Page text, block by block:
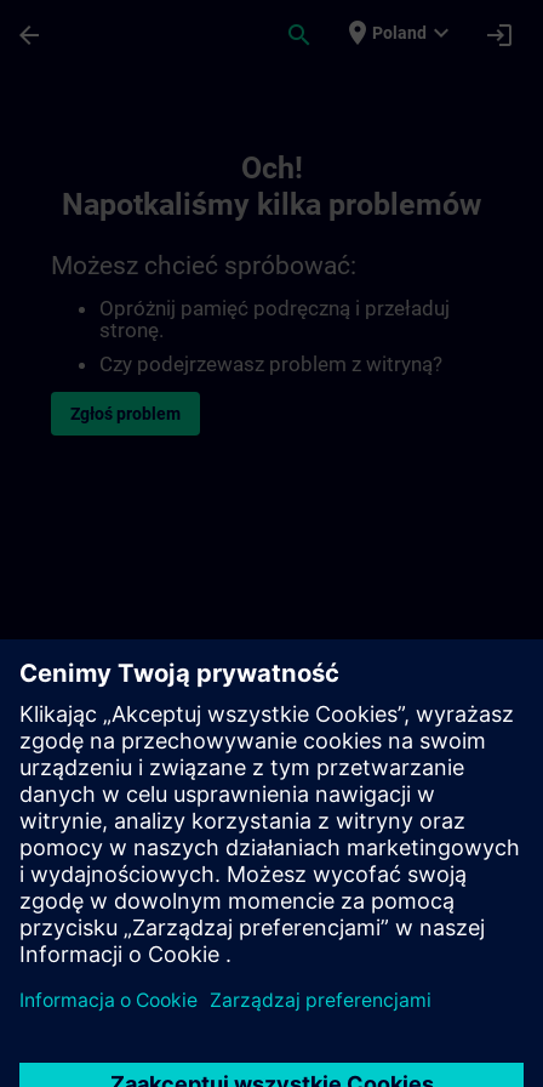
arrow_back search place Poland expand_more login
Och!
Napotkaliśmy kilka problemów
Możesz chcieć spróbować:
Opróżnij pamięć podręczną i przeładuj
stronę.
Czy podejrzewasz problem z witryną?
Zgłoś problem